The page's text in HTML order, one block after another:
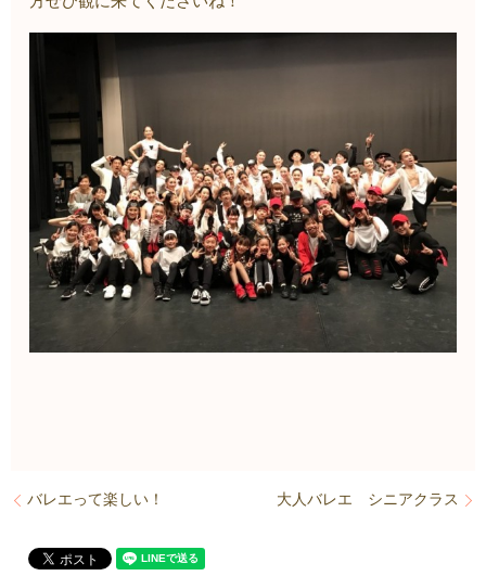
バレエって楽しい！ 大人バレエ シニアクラス